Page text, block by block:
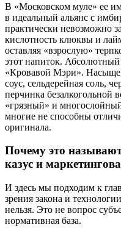
В «Московском муле» ее
в идеальный альянс с
практически невозможно
кислотность клюквы и
оставляя «взрослую»
этот напиток.
«Кровавой Мэри».
соус, сельдерейная соль,
перчинка безалкогольной
«грязный» и
многие не способны
оригинала.
Почему это
казус и
И здесь мы подходим к
зрения закона и
нельзя. Это не вопрос
нормативная база.